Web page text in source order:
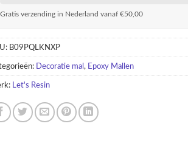
Gratis verzending in Nederland vanaf €50,00
B09PQLKNXP
Decoratie mal , Epoxy Mallen
Let's Resin